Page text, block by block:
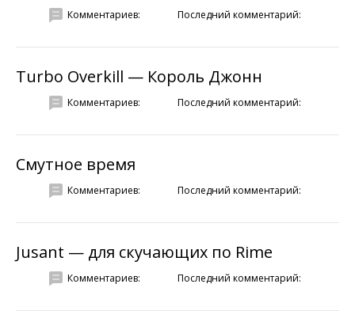
Комментариев: Последний комментарий:
Turbo Overkill — Король Джонн
Комментариев: Последний комментарий:
Смутное время
Комментариев: Последний комментарий:
Jusant — для скучающих по Rime
Комментариев: Последний комментарий: